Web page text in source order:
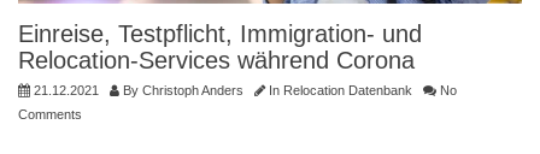
Einreise, Testpflicht, Immigration- und
Relocation-Services während Corona
21.12.2021 By Christoph Anders In Relocation Datenbank
No
Comments